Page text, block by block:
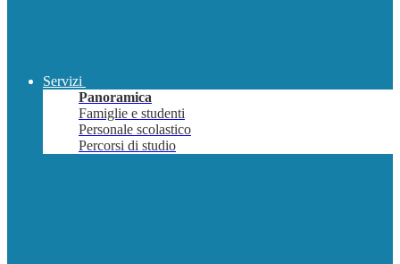
Servizi
Panoramica
Famiglie e studenti
Personale scolastico
Percorsi di studio